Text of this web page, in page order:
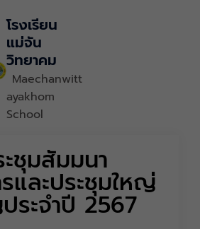
โรงเรียน
แม่จัน
วิทยาคม
Maechanwitt
ayakhom
School
ชุมสัมมนา
และประชุมใหญ่
ระจำปี 2567